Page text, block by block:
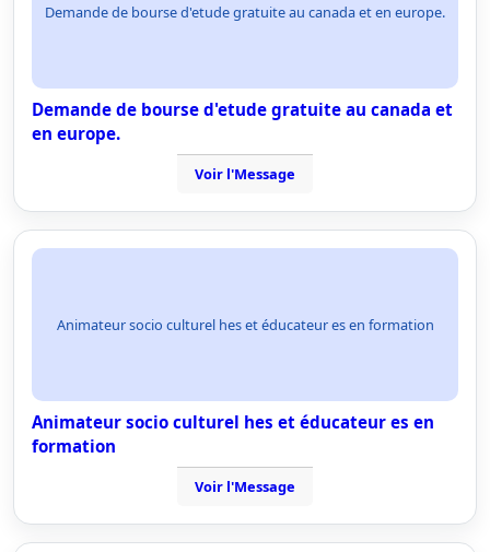
Demande de bourse d'etude gratuite au canada et en europe.
Demande de bourse d'etude gratuite au canada et
en europe.
Voir l'Message
Animateur socio culturel hes et éducateur es en formation
Animateur socio culturel hes et éducateur es en
formation
Voir l'Message